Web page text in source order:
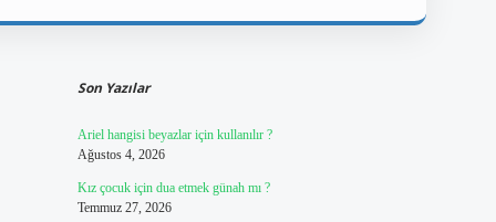
Son Yazılar
Ariel hangisi beyazlar için kullanılır ?
Ağustos 4, 2026
Kız çocuk için dua etmek günah mı ?
Temmuz 27, 2026